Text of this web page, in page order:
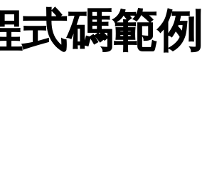
碼範例